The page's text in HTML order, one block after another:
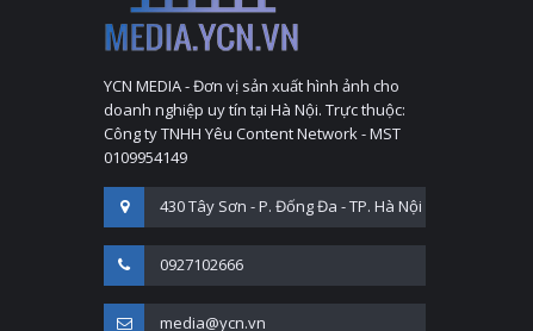
YCN MEDIA - Đơn vị sản xuất hình ảnh cho
doanh nghiệp uy tín tại Hà Nội. Trực thuộc:
Công ty TNHH Yêu Content Network - MST
0109954149
430 Tây Sơn - P. Đống Đa - TP. Hà Nội
0927102666
media@ycn.vn